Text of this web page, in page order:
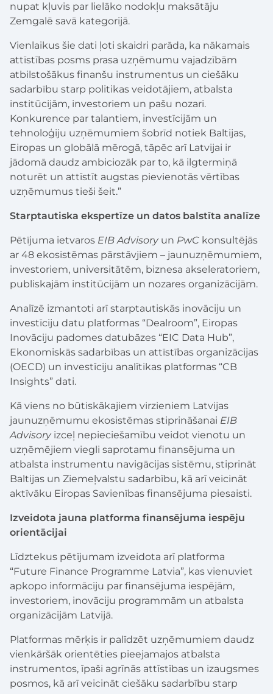
nupat kļuvis par lielāko nodokļu maksātāju
Zemgalē savā kategorijā.
Vienlaikus šie dati ļoti skaidri parāda, ka nākamais
attīstības posms prasa uzņēmumu vajadzībām
atbilstošākus finanšu instrumentus un ciešāku
sadarbību starp politikas veidotājiem, atbalsta
institūcijām, investoriem un pašu nozari.
Konkurence par talantiem, investīcijām un
tehnoloģiju uzņēmumiem šobrīd notiek Baltijas,
Eiropas un globālā mērogā, tāpēc arī Latvijai ir
jādomā daudz ambiciozāk par to, kā ilgtermiņā
noturēt un attīstīt augstas pievienotās vērtības
uzņēmumus tieši šeit.”
Starptautiska ekspertīze un datos balstīta analīze
Pētījuma ietvaros EIB Advisoryun PwC konsultējās
ar 48 ekosistēmas pārstāvjiem – jaunuzņēmumiem,
investoriem, universitātēm, biznesa akseleratoriem,
publiskajām institūcijām un nozares organizācijām.
Analīzē izmantoti arī starptautiskās inovāciju un
investīciju datu platformas “Dealroom”, Eiropas
Inovāciju padomes datubāzes “EIC Data Hub”,
Ekonomiskās sadarbības un attīstības organizācijas
(OECD) un investīciju analītikas platformas “CB
Insights” dati.
Kā viens no būtiskākajiem virzieniem Latvijas
jaunuzņēmumu ekosistēmas stiprināšanai EIB
Advisoryizceļ nepieciešamību veidot vienotu un
uzņēmējiem viegli saprotamu finansējuma un
atbalsta instrumentu navigācijas sistēmu, stiprināt
Baltijas un Ziemeļvalstu sadarbību, kā arī veicināt
aktīvāku Eiropas Savienības finansējuma piesaisti.
Izveidota jauna platforma finansējuma iespēju
orientācijai
Līdztekus pētījumam izveidota arī platforma
“Future Finance Programme Latvia”, kas vienuviet
apkopo informāciju par finansējuma iespējām,
investoriem, inovāciju programmām un atbalsta
organizācijām Latvijā.
Platformas mērķis ir palīdzēt uzņēmumiem daudz
vienkāršāk orientēties pieejamajos atbalsta
instrumentos, īpaši agrīnās attīstības un izaugsmes
posmos, kā arī veicināt ciešāku sadarbību starp